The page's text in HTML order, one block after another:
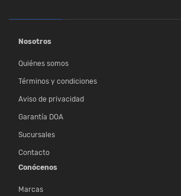
Nosotros
Quiénes somos
Términos y condiciones
Aviso de privacidad
Garantía DOA
Sucursales
Contacto
Conócenos
Marcas